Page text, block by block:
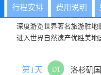
行程安排 费用说明
深度游览世界著名旅游胜
进入世界自然遗产优胜美
第1天 D1 洛杉矶